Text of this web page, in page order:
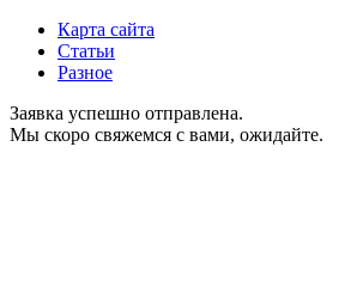
Карта сайта
Статьи
Разное
Заявка успешно отправлена.
Мы скоро свяжемся с вами, ожидайте.